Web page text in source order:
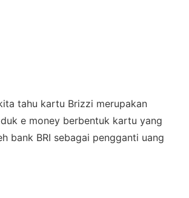
tahu kartu Brizzi merupakan
e money berbentuk kartu yang
bank BRI sebagai pengganti uang